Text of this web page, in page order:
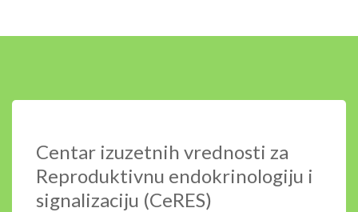
Centar izuzetnih vrednosti za
Reproduktivnu endokrinologiju i
signalizaciju (CeRES)